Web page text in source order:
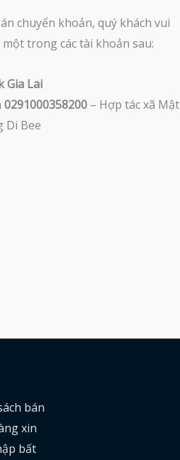
chuyển khoản, quý khách vui
trong các tài khoản sau:
Gia Lai
0291000358200– Hợp tác xã Mật
Di Bee
bán
xin
bất